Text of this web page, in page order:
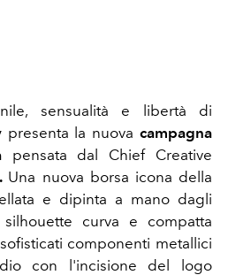
sensualità e libertà di
presenta la nuovacampagna
pensata dal Chief Creative
Una nuova borsa icona della
e dipinta a mano dagli
curva e compatta
sofisticati componenti metallici
con l'incisione del logo